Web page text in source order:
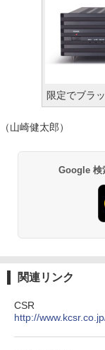
限定でブラ
（山崎健太郎）
Google 検
関連リンク
CSR
http://